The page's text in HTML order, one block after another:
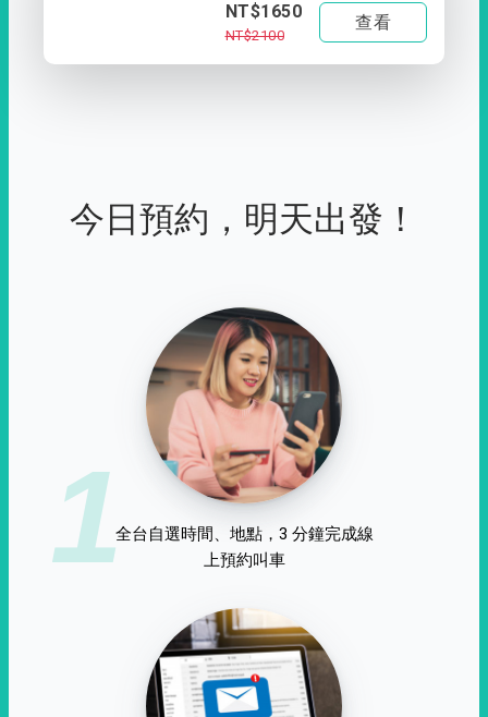
NT$1650
NT$2100
查看
今日預約，明天出發！
1全台自選時間、地點，3 分鐘完成線
上預約叫車